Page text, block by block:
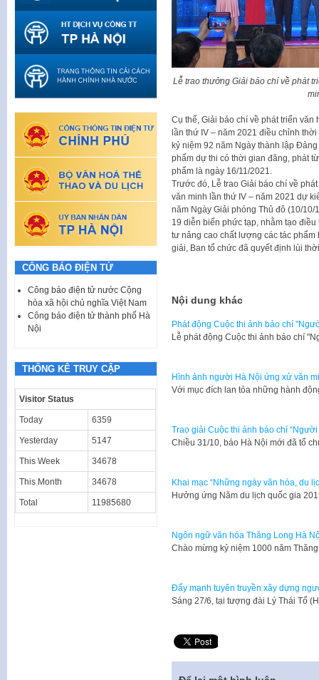
Lễ trao thưởng Giải báo chí về phát
Cụ thể, Giải báo chí về phát triển
lần thứ IV – năm 2021 điều chỉnh
kỷ niệm 92 năm Ngày thành lập
phẩm dự thi có thời gian đăng, phát
phẩm là ngày 16/11/2021.
Trước đó, Lễ trao Giải báo chí về
văn minh lần thứ IV – năm 2021 dự
năm Ngày Giải phóng Thủ đô (10/
19 diễn biến phức tạp, nhằm tạo
tư nâng cao chất lượng các tác
giải, Ban tổ chức đã quyết định lùi
Nội dung khác
Phát động Cuộc thi ảnh báo chí
Lễ phát động Cuộc thi ảnh báo chí
Hình ảnh người Hà Nội ứng xử văn
Với mục đích lan tỏa những hành
Trao giải Cuộc thi ảnh báo chí
Chiều 31/10, báo Hà Nội mới đã tổ
Khai mạc “Những ngày văn hóa, du
​Hưởng ứng Năm du lịch quốc gia
Ngôn ngữ văn hóa Thăng Long Hà
​Chào mừng kỷ niệm 1000 năm
Đẩy mạnh tuyên truyền xây dựng
Sáng 27/6, tại tượng đài Lý Thái Tổ
CÔNG BÁO ĐIỆN TỬ
Công báo điện tử nước Cộng
hòa xã hội chủ nghĩa Việt Nam
Công báo điện tử thành phố Hà
Nội
THỐNG KÊ TRUY CẬP
Visitor Status
Today 6359
Yesterday 5147
This Week 34678
This Month 34678
Total 11985680